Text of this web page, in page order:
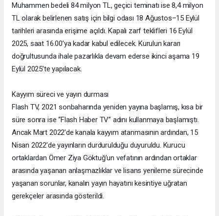
Muhammen bedeli 84 milyon TL, geçici teminatı ise 8,4 milyon
TL olarak belirlenen satış için bilgi odası 18 Ağustos–15 Eylül
tarihleri arasında erişime açıldı. Kapalı zarf teklifleri 16 Eylül
2025, saat 16.00’ya kadar kabul edilecek. Kurulun kararı
doğrultusunda ihale pazarlıkla devam ederse ikinci aşama 19
Eylül 2025’te yapılacak.
Kayyım süreci ve yayın durması
Flash TV, 2021 sonbaharında yeniden yayına başlamış, kısa bir
süre sonra ise “Flash Haber TV” adını kullanmaya başlamıştı.
Ancak Mart 2022’de kanala kayyım atanmasının ardından, 15
Nisan 2022’de yayınların durdurulduğu duyuruldu. Kurucu
ortaklardan Ömer Ziya Göktuğ’un vefatının ardından ortaklar
arasında yaşanan anlaşmazlıklar ve lisans yenileme sürecinde
yaşanan sorunlar, kanalın yayın hayatını kesintiye uğratan
gerekçeler arasında gösterildi.